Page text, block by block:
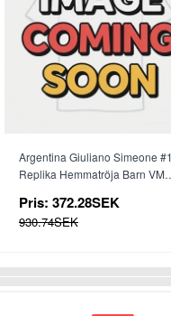
Argentina Giuliano Simeone
Replika Hemmatröja Barn VM
Pris: 372.28SEK
930.74SEK